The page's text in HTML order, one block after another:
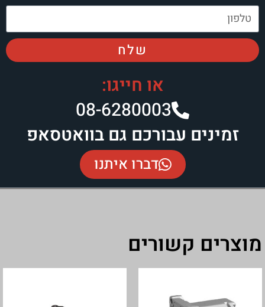
08-6280003​
גם בוואטסאפ
דברו איתנו